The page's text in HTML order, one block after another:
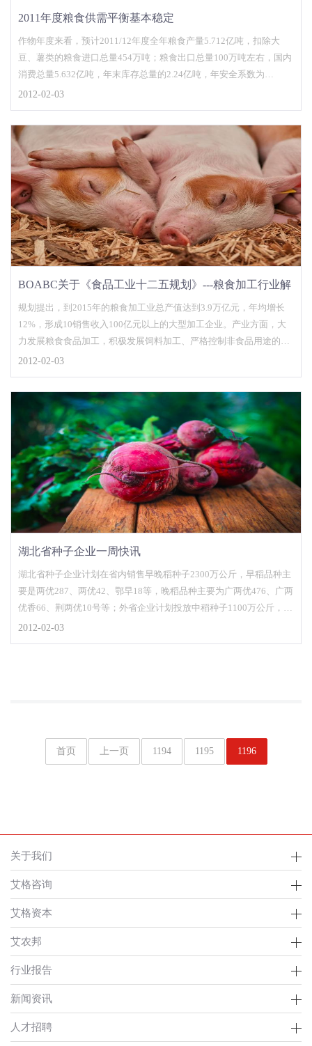
2011年度粮食供需平衡基本稳定
作物年度来看，预计2011/12年度全年粮食产量5.712亿吨，扣除大
豆、薯类的粮食进口总量454万吨；粮食出口总量100万吨左右，国内
消费总量5.632亿吨，年末库存总量的2.24亿吨，年安全系数为
39.80%。国内粮食安全系数基本同上年39.47
2012-02-03
BOABC关于《食品工业十二五规划》---粮食加工行业解
读(2)
规划提出，到2015年的粮食加工业总产值达到3.9万亿元，年均增长
12%，形成10销售收入100亿元以上的大型加工企业。产业方面，大
力发展粮食食品加工，积极发展饲料加工、严格控制非食品用途的粮
食深加工，确保口粮和饲料供给安全。
2012-02-03
湖北省种子企业一周快讯
湖北省种子企业计划在省内销售早晚稻种子2300万公斤，早稻品种主
要是两优287、两优42、鄂早18等，晚稻品种主要为广两优476、广两
优香66、荆两优10号等；外省企业计划投放中稻种子1100万公斤，品
种主要是丰两优香1号、Y两优1
2012-02-03
首页 上一页 1194 1195 1196
关于我们
艾格咨询
艾格资本
艾农邦
行业报告
新闻资讯
人才招聘